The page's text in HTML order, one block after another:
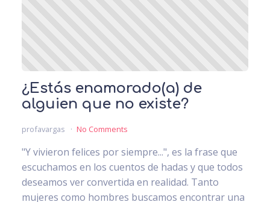
¿Estás enamorado(a) de
alguien que no existe?
profavargas No Comments
"Y vivieron felices por siempre...", es la frase que
escuchamos en los cuentos de hadas y que todos
deseamos ver convertida en realidad. Tanto
mujeres como hombres buscamos encontrar una